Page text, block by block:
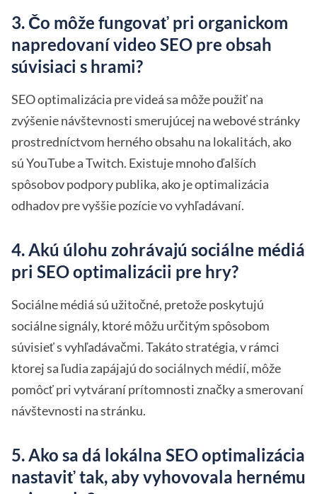
3. Čo môže fungovať pri organickom
napredovaní video SEO pre obsah
súvisiaci s hrami?
SEO optimalizácia pre videá sa môže použiť na
zvýšenie návštevnosti smerujúcej na webové stránky
prostredníctvom herného obsahu na lokalitách, ako
sú YouTube a Twitch. Existuje mnoho ďalších
spôsobov podpory publika, ako je optimalizácia
odhadov pre vyššie pozície vo vyhľadávaní.
4. Akú úlohu zohrávajú sociálne médiá
pri SEO optimalizácii pre hry?
Sociálne médiá sú užitočné, pretože poskytujú
sociálne signály, ktoré môžu určitým spôsobom
súvisieť s vyhľadávačmi. Takáto stratégia, v rámci
ktorej sa ľudia zapájajú do sociálnych médií, môže
pomôcť pri vytváraní prítomnosti značky a smerovaní
návštevnosti na stránku.
5. Ako sa dá lokálna SEO optimalizácia
nastaviť tak, aby vyhovovala hernému